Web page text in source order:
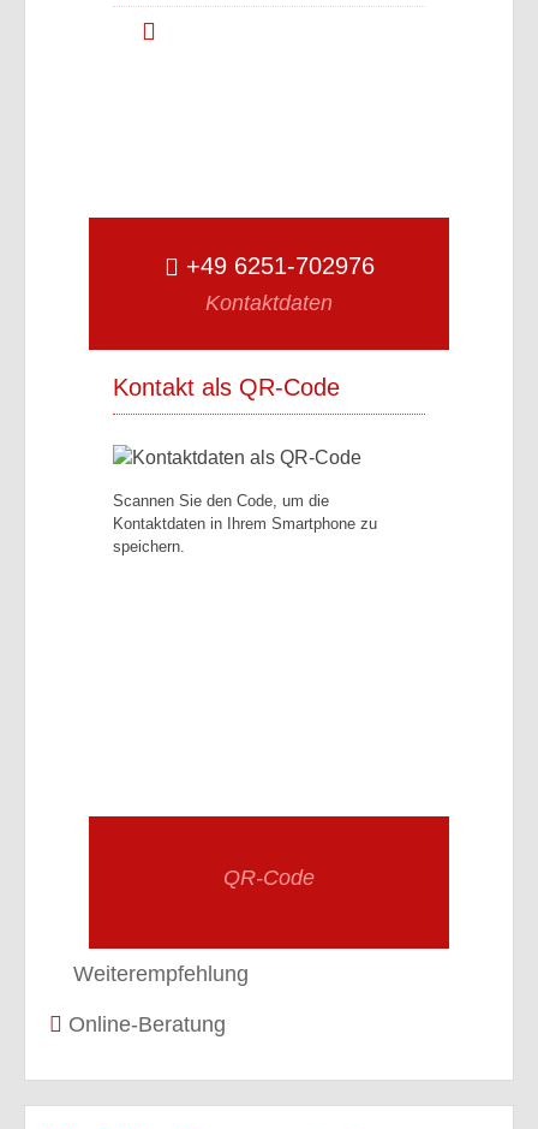
+49 6251-702976
Kontaktdaten
Kontakt als QR-Code
Scannen Sie den Code, um die
Kontaktdaten in Ihrem Smartphone zu
speichern.
QR-Code
Weiterempfehlung
Online-Beratung